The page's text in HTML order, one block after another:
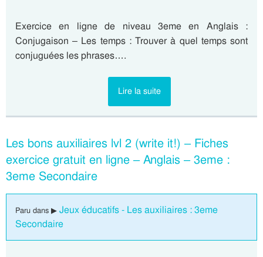
Exercice en ligne de niveau 3eme en Anglais :
Conjugaison – Les temps : Trouver à quel temps sont
conjuguées les phrases….
Lire la suite
Les bons auxiliaires lvl 2 (write it!) – Fiches
exercice gratuit en ligne – Anglais – 3eme :
3eme Secondaire
Paru dans ▶ Jeux éducatifs - Les auxiliaires : 3eme
Secondaire